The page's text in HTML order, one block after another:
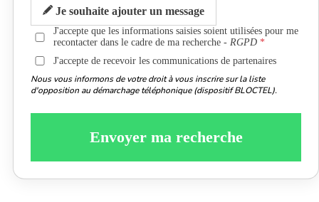
Je souhaite ajouter un message
J'accepte que les informations saisies soient utilisées pour me
recontacter dans le cadre de ma recherche -RGPD
J'accepte de recevoir les communications de partenaires
Nous vous informons de votre droit à vous inscrire sur la liste
d'opposition au démarchage téléphonique (dispositif BLOCTEL).
Envoyer ma recherche